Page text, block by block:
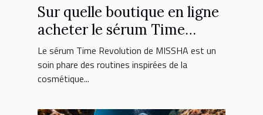
Sur quelle boutique en ligne
acheter le sérum Time
Revolution MISSHA ?
Le sérum Time Revolution de MISSHA est un
soin phare des routines inspirées de la
cosmétique...